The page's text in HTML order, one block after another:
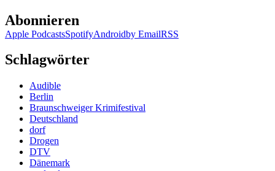
Abonnieren
Apple PodcastsSpotifyAndroidby EmailRSS
Schlagwörter
Audible
Berlin
Braunschweiger Krimifestival
Deutschland
dorf
Drogen
DTV
Dänemark